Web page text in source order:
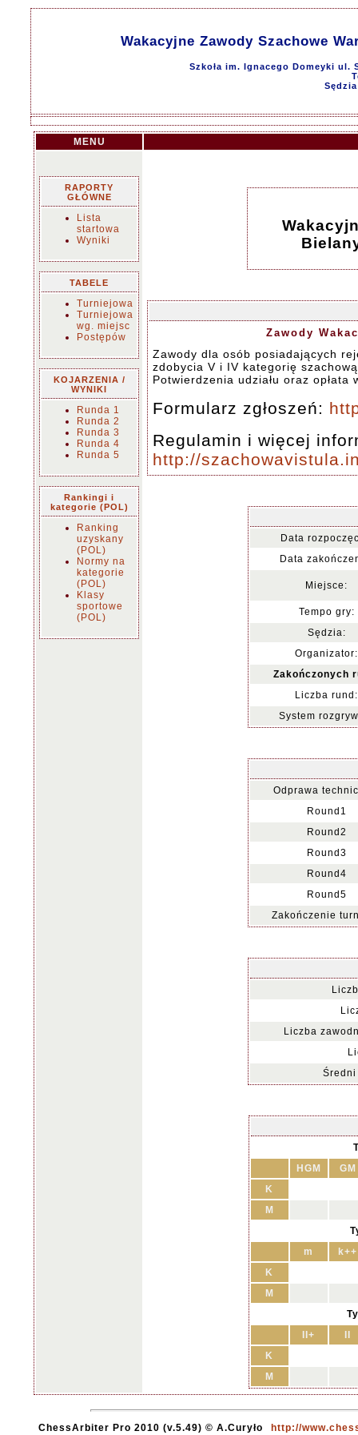
Wakacyjne Zawody Szachowe
Szkoła im. Ignacego Domeyki ul.
MENU
RAPORTY
GŁÓWNE
Lista
startowa
Wyniki
TABELE
Turniejowa
Turniejowa
wg. miejsc
Postępów
KOJARZENIA /
WYNIKI
Runda 1
Runda 2
Runda 3
Runda 4
Runda 5
Rankingi i
kategorie (POL)
Ranking
uzyskany
(POL)
Normy na
kategorie
(POL)
Klasy
sportowe
(POL)
Zawody
Zawody dla osób posiadających
zdobycia V i IV kategorię
Potwierdzenia udziału oraz
Formularz zgłoszeń:
Regulamin i więcej
http://
Data
Data
Miejsce:
Tempo gry:
Sędzia:
Organizator:
Zakończonych
Liczba rund:
System
Odprawa
Round1
Round2
Round3
Round4
Round5
Zakończenie
Liczba
HGM
GM
K
M
m
k++
K
M
II+
K
M
ChessArbiter Pro 2010 (v.5.49) © A.Curyło http://